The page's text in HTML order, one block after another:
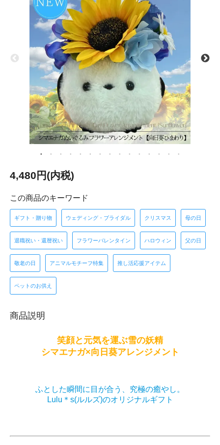
4,480円(内税)
この商品のキーワード
ギフト・贈り物 ウェディング・ブライダル クリスマス 母の日
退職祝い・還暦祝い フラワーバレンタイン ハロウィン 父の日
敬老の日 アニマルモチーフ特集 推し活応援アイテム
ペットのお供え
商品説明
笑顔と元気を運ぶ雪の妖精
シマエナガ×向日葵アレンジメント
ふとした瞬間に目が合う、究極の癒やし。
Lulu＊s(ルルズ)のオリジナルギフト